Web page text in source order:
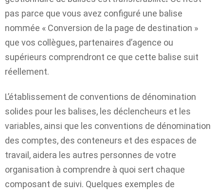
pas parce que vous avez configuré une balise
nommée « Conversion de la page de destination »
que vos collègues, partenaires d’agence ou
supérieurs comprendront ce que cette balise suit
réellement.
L’établissement de conventions de dénomination
solides pour les balises, les déclencheurs et les
variables, ainsi que les conventions de dénomination
des comptes, des conteneurs et des espaces de
travail, aidera les autres personnes de votre
organisation à comprendre à quoi sert chaque
composant de suivi. Quelques exemples de